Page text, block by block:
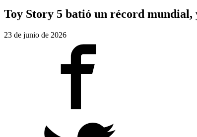
Toy Story 5 batió un récord mundial,
23 de junio de 2026